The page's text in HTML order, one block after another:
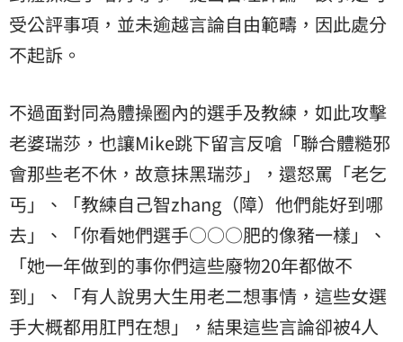
受公評事項，並未逾越言論自由範疇，因此處分
不起訴。
不過面對同為體操圈內的選手及教練，如此攻擊
老婆瑞莎，也讓Mike跳下留言反嗆「聯合體糙邪
會那些老不休，故意抹黑瑞莎」，還怒罵「老乞
丐」、「教練自己智zhang（障）他們能好到哪
去」、「你看她們選手○○○肥的像豬一樣」、
「她一年做到的事你們這些廢物20年都做不
到」、「有人說男大生用老二想事情，這些女選
手大概都用肛門在想」，結果這些言論卻被4人